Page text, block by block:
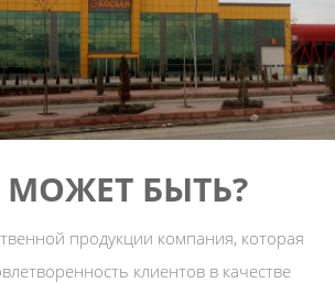
БЫТЬ?
продукции компания, которая
клиентов в качестве